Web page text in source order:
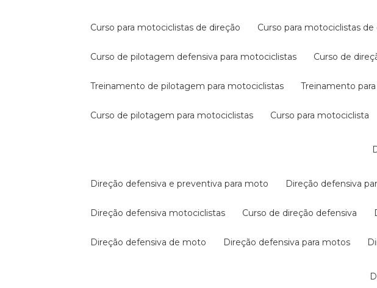
curso para motociclistas de direção curso para motociclistas
curso de pilotagem defensiva para motociclistas curso de
treinamento de pilotagem para motociclistas treinamento
curso de pilotagem para motociclistas curso para motociclista
direção defensiva e preventiva para moto direção defensiva
direção defensiva motociclistas curso de direção defensiva
direção defensiva de moto direção defensiva para motos